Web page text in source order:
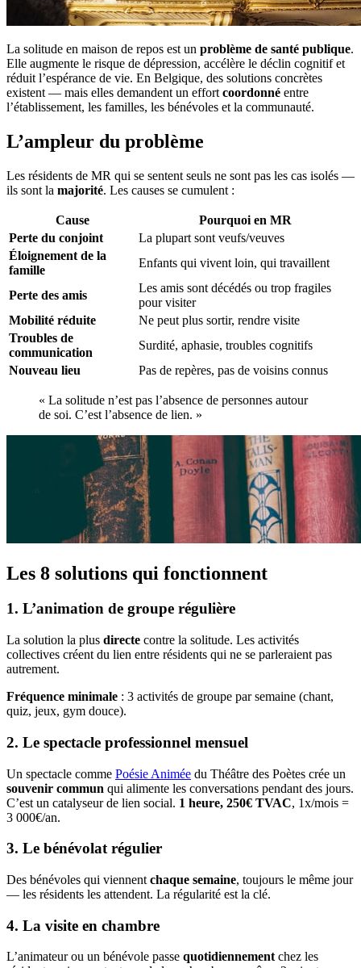
La solitude en maison de repos est un problème de santé publique.
Elle augmente le risque de dépression, accélère le déclin cognitif et
réduit l’espérance de vie. En Belgique, des solutions concrètes
existent — mais elles demandent un effort coordonné entre
l’établissement, les familles, les bénévoles et la communauté.
L’ampleur du problème
Les résidents de MR qui se sentent seuls ne sont pas les cas isolés —
ils sont la majorité. Les causes se cumulent :
Cause
Pourquoi en MR
Perte du conjoint
La plupart sont veufs/veuves
Éloignement de la
famille
Enfants qui vivent loin, qui travaillent
Perte des amis
Les amis sont décédés ou trop fragiles
pour visiter
Mobilité réduite
Ne peut plus sortir, rendre visite
Troubles de
communication
Surdité, aphasie, troubles cognitifs
Nouveau lieu
Pas de repères, pas de voisins connus
« La solitude n’est pas l’absence de personnes autour
de soi. C’est l’absence de lien. »
Les 8 solutions qui fonctionnent
1. L’animation de groupe régulière
La solution la plus directe contre la solitude. Les activités
collectives créent du lien entre résidents qui ne se parleraient pas
autrement.
Fréquence minimale : 3 activités de groupe par semaine (chant,
quiz, jeux, gym douce).
2. Le spectacle professionnel mensuel
Un spectacle comme Poésie Animée du Théâtre des Poètes crée un
souvenir commun qui alimente les conversations pendant des jours.
C’est un catalyseur de lien social. 1 heure, 250€ TVAC, 1x/mois =
3 000€/an.
3. Le bénévolat régulier
Des bénévoles qui viennent chaque semaine, toujours le même jour
— les résidents les attendent. La régularité est la clé.
4. La visite en chambre
L’animateur ou un bénévole passe quotidiennementchez les